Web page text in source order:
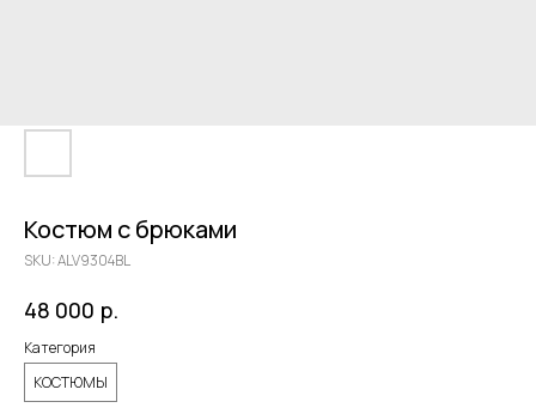
Костюм с брюками
SKU:ALV9304BL
48 000 р.
Категория
КОСТЮМЫ